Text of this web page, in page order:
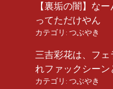
【裏垢の闇】な
ってただけやん
カテゴリ: つぶやき
三吉彩花は、フェ
れファックシー
カテゴリ: つぶやき